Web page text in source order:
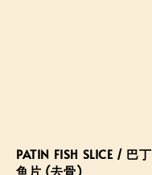
PATIN FISH SLICE / 巴丁
鱼片 (去骨)